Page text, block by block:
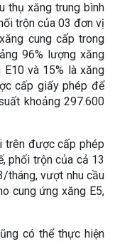
thụ xăng trung bình
trộn của 03 đơn vị
cung cấp trong
96% lượng xăng
và 15% là xăng
cấp giấy phép để
khoảng 297.600
trên được cấp phép
phối trộn của cả 13
tháng, vượt nhu cầu
cung ứng xăng E5,
có thể thực hiện